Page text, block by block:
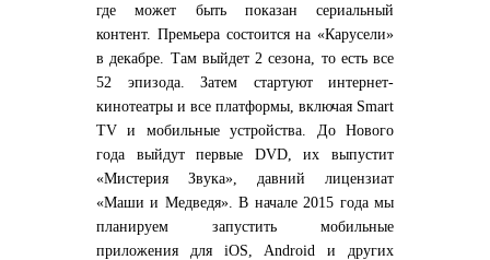
где может быть показан сериальный
контент. Премьера состоится на «Карусели»
в декабре. Там выйдет 2 сезона, то есть все
52 эпизода. Затем стартуют интернет-
кинотеатры и все платформы, включая Smart
TV и мобильные устройства. До Нового
года выйдут первые DVD, их выпустит
«Мистерия Звука», давний лицензиат
«Маши и Медведя». В начале 2015 года мы
планируем запустить мобильные
приложения для iOS, Android и других